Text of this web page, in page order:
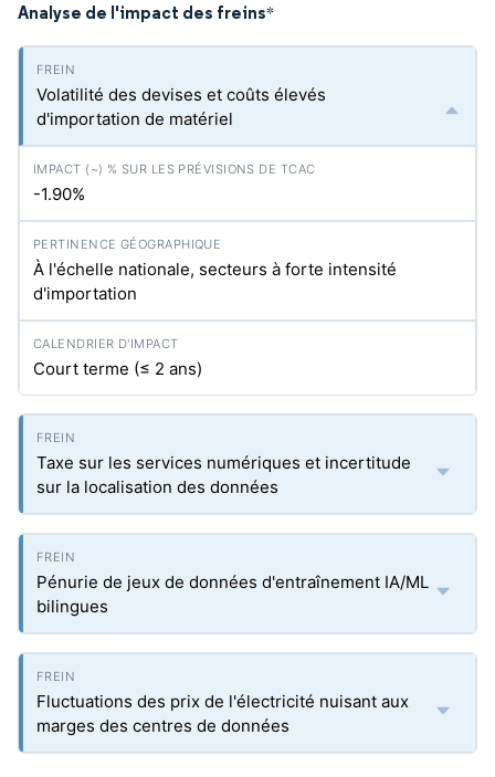
Analyse de l'impact des freins*
Volatilité des devises et coûts élevés
d'importation de matériel
-1.90%
À l'échelle nationale, secteurs à forte intensité
d'importation
Court terme (≤ 2 ans)
Taxe sur les services numériques et incertitude
sur la localisation des données
Pénurie de jeux de données d'entraînement IA/ML
bilingues
Fluctuations des prix de l'électricité nuisant aux
marges des centres de données